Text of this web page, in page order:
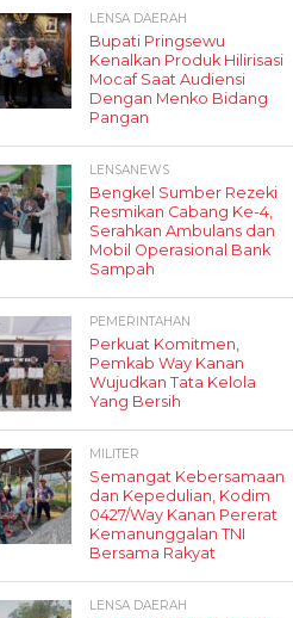
LENSA DAERAH
Bupati Pringsewu
Kenalkan Produk Hilirisasi
Mocaf Saat Audiensi
Dengan Menko Bidang
Pangan
LENSANEWS
Bengkel Sumber Rezeki
Resmikan Cabang Ke-4,
Serahkan Ambulans dan
Mobil Operasional Bank
Sampah
PEMERINTAHAN
Perkuat Komitmen,
Pemkab Way Kanan
Wujudkan Tata Kelola
Yang Bersih
MILITER
Semangat Kebersamaan
dan Kepedulian, Kodim
0427/Way Kanan Pererat
Kemanunggalan TNI
Bersama Rakyat
LENSA DAERAH